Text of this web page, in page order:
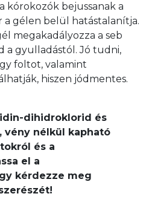
kórokozók bejussanak a
a gélen belül hatástalanítja.
megakadályozza a seb
a gyulladástól. Jó tudni,
foltot, valamint
hiszen jódmentes.
dihidroklorid és
nélkül kapható
és a
el a
kérdezze meg